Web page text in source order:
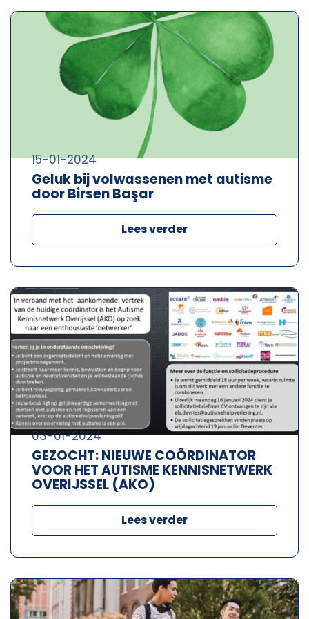
Geluk bij volwassenen met autisme
door Birsen Başar
15-01-2024
Lees verder
GEZOCHT: NIEUWE COÖRDINATOR
VOOR HET AUTISME KENNISNETWERK
OVERIJSSEL (AKO)
03-01-2024
Lees verder